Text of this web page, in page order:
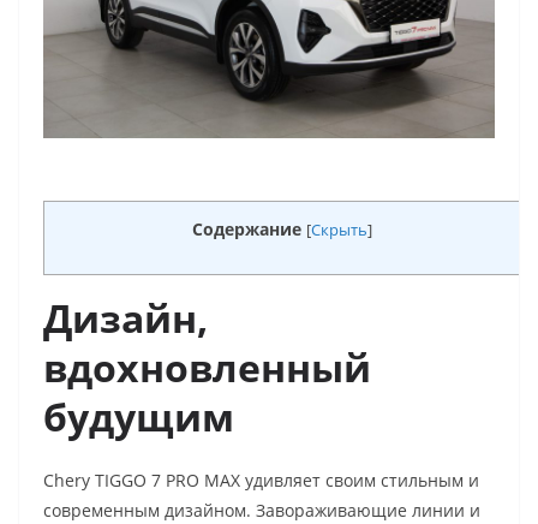
Содержание [Скрыть]
Дизайн,
вдохновленный
будущим
Chery TIGGO 7 PRO MAX удивляет своим стильным и
современным дизайном. Завораживающие линии и